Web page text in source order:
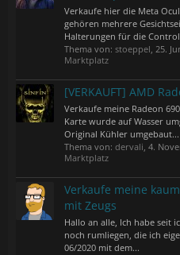
Verkaufe hier die Meta
gehören mehrere
Halterungen für die
Thema von: stoeppel, 25.
Marktplatz
[VERKAUFT] AMD
Verkaufe meine Radeon
Karte wurde auf Wasser
Original Kühler umgebaut...
Thema von: dervali, 4.
Marktplatz
Verkaufe meine
mit Zeugs
Hallo an alle, Ich habe seit
noch rumliegen, die ich
06/2020 mit dem...